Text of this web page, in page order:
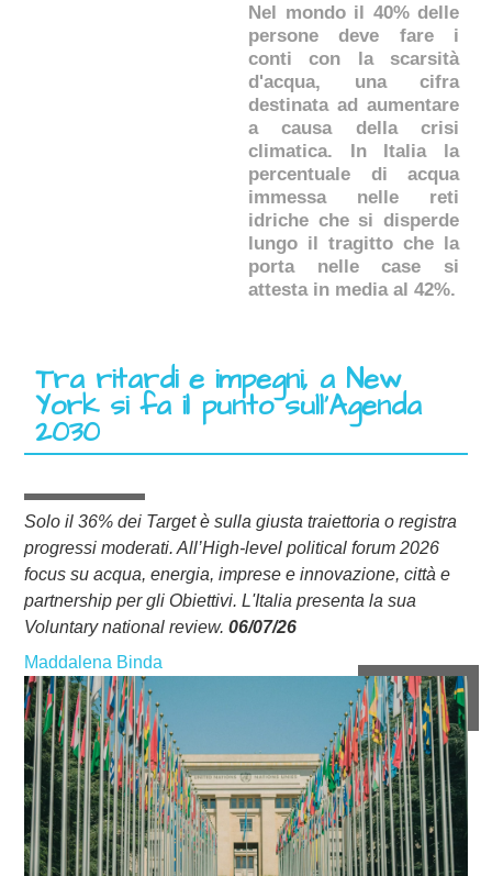
Nel mondo il 40% delle
persone deve fare i
conti con la scarsità
d'acqua, una cifra
destinata ad aumentare
a causa della crisi
climatica. In Italia la
percentuale di acqua
immessa nelle reti
idriche che si disperde
lungo il tragitto che la
porta nelle case si
attesta in media al 42%.
Tra ritardi e impegni, a New
York si fa il punto sull’Agenda
2030
Solo il 36% dei Target è sulla giusta traiettoria o registra
progressi moderati. All’High-level political forum 2026
focus su acqua, energia, imprese e innovazione, città e
partnership per gli Obiettivi. L'Italia presenta la sua
Voluntary national review. 06/07/26
Maddalena Binda